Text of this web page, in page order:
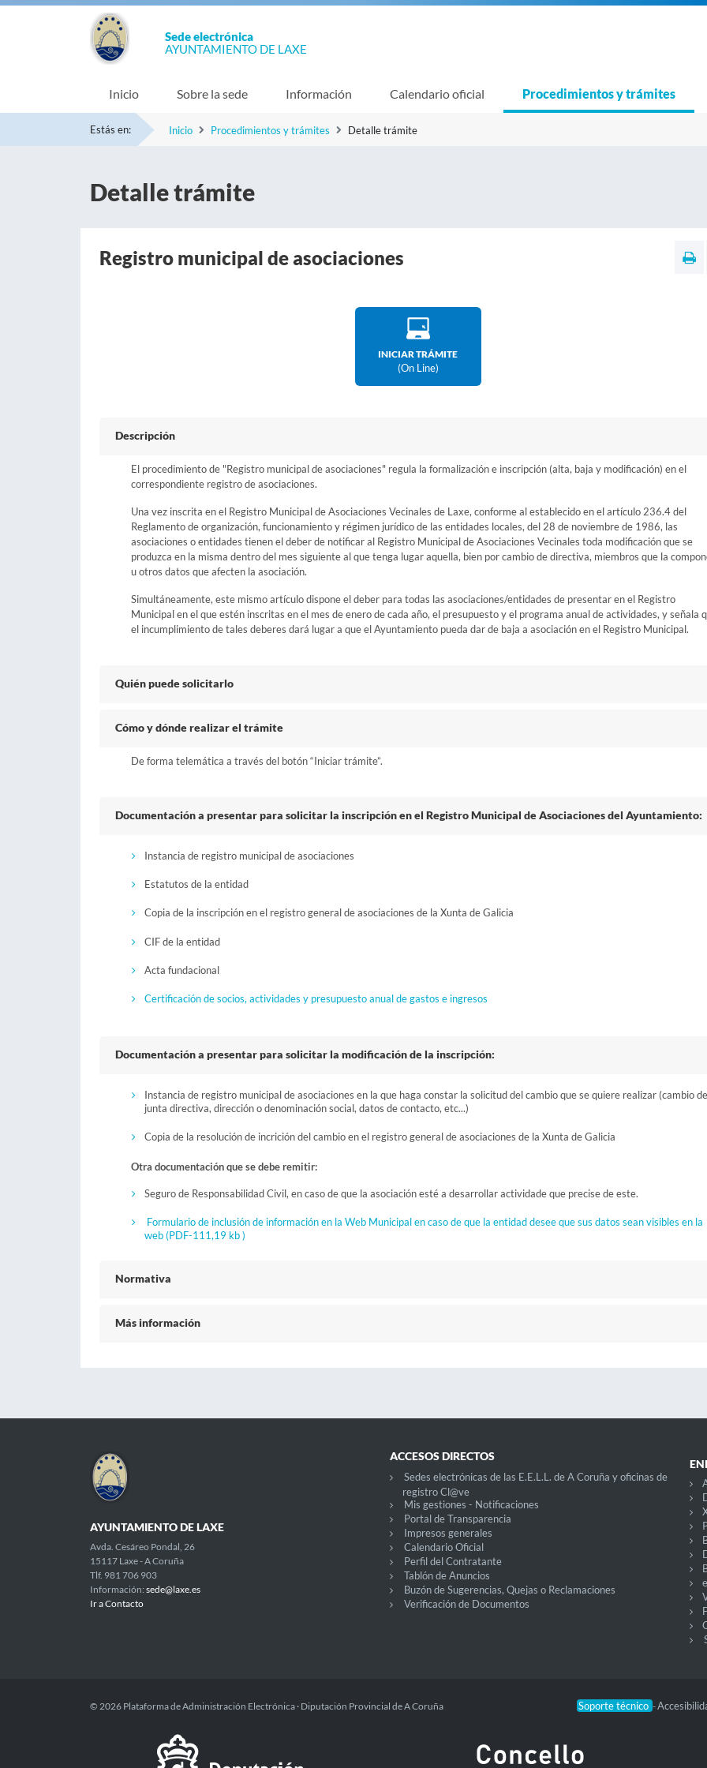
Sede electrónica
AYUNTAMIENTO DE LAXE
Inicio Sobre la sede Información Calendario oficial Procedimientos y trámites
Estás en: Inicio Procedimientos y trámites Detalle trámite
Detalle trámite
Registro municipal de asociaciones
INICIAR TRÁMITE
(on Line)
Descripción
El procedimiento de "Registro municipal de asociaciones" regula la formalización e inscripción (alta, baja y modificación) en el
correspondiente registro de asociaciones.
Una vez inscrita en el Registro Municipal de Asociaciones Vecinales de Laxe, conforme al establecido en el artículo 236.4 del
Reglamento de organización, funcionamiento y régimen jurídico de las entidades locales, del 28 de noviembre de 1986, las
asociaciones o entidades tienen el deber de notificar al Registro Municipal de Asociaciones Vecinales toda modificación que se
produzca en la misma dentro del mes siguiente al que tenga lugar aquella, bien por cambio de directiva, miembros que la
u otros datos que afecten la asociación.
Simultáneamente, este mismo artículo dispone el deber para todas las asociaciones/entidades de presentar en el Registro
Municipal en el que estén inscritas en el mes de enero de cada año, el presupuesto y el programa anual de actividades, y señala
el incumplimiento de tales deberes dará lugar a que el Ayuntamiento pueda dar de baja a asociación en el Registro Municipal.
Quién puede solicitarlo
Cómo y dónde realizar el trámite
De forma telemática a través del botón “Iniciar trámite”.
Documentación a presentar para solicitar la inscripción en el Registro Municipal de Asociaciones del Ayuntamiento:
Instancia de registro municipal de asociaciones
Estatutos de la entidad
Copia de la inscripción en el registro general de asociaciones de la Xunta de Galicia
CIF de la entidad
Acta fundacional
Certificación de socios, actividades y presupuesto anual de gastos e ingresos
Documentación a presentar para solicitar la modificación de la inscripción:
Instancia de registro municipal de asociaciones en la que haga constar la solicitud del cambio que se quiere realizar (cambio de
junta directiva, dirección o denominación social, datos de contacto, etc...)
Copia de la resolución de incrición del cambio en el registro general de asociaciones de la Xunta de Galicia
Otra documentación que se debe remitir:
Seguro de Responsabilidad Civil, en caso de que la asociación esté a desarrollar actividade que precise de este.
Formulario de inclusión de información en la Web Municipal en caso de que la entidad desee que sus datos sean visibles en la
web(PDF-111,19 kb )
Normativa
Más información
AYUNTAMIENTO DE LAXE
Avda. Cesáreo Pondal, 26
15117 Laxe - A Coruña
Tlf. 981 706 903
Información: sede@laxe.es
Ir a Contacto
ACCESOS DIRECTOS
Sedes electrónicas de las E.E.L.L. de A Coruña y oficinas de
registro Cl@ve
Mis gestiones - Notificaciones
Portal de Transparencia
Impresos generales
Calendario Oficial
Perfil del Contratante
Tablón de Anuncios
Buzón de Sugerencias, Quejas o Reclamaciones
Verificación de Documentos
Soporte técnico -
© 2026 Plataforma de Administración Electrónica · Diputación Provincial de A Coruña